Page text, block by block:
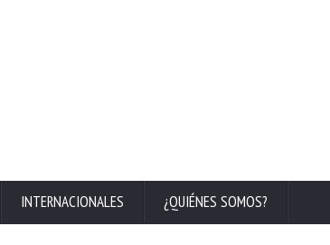
INTERNACIONALES ¿QUIÉNES SOMOS?